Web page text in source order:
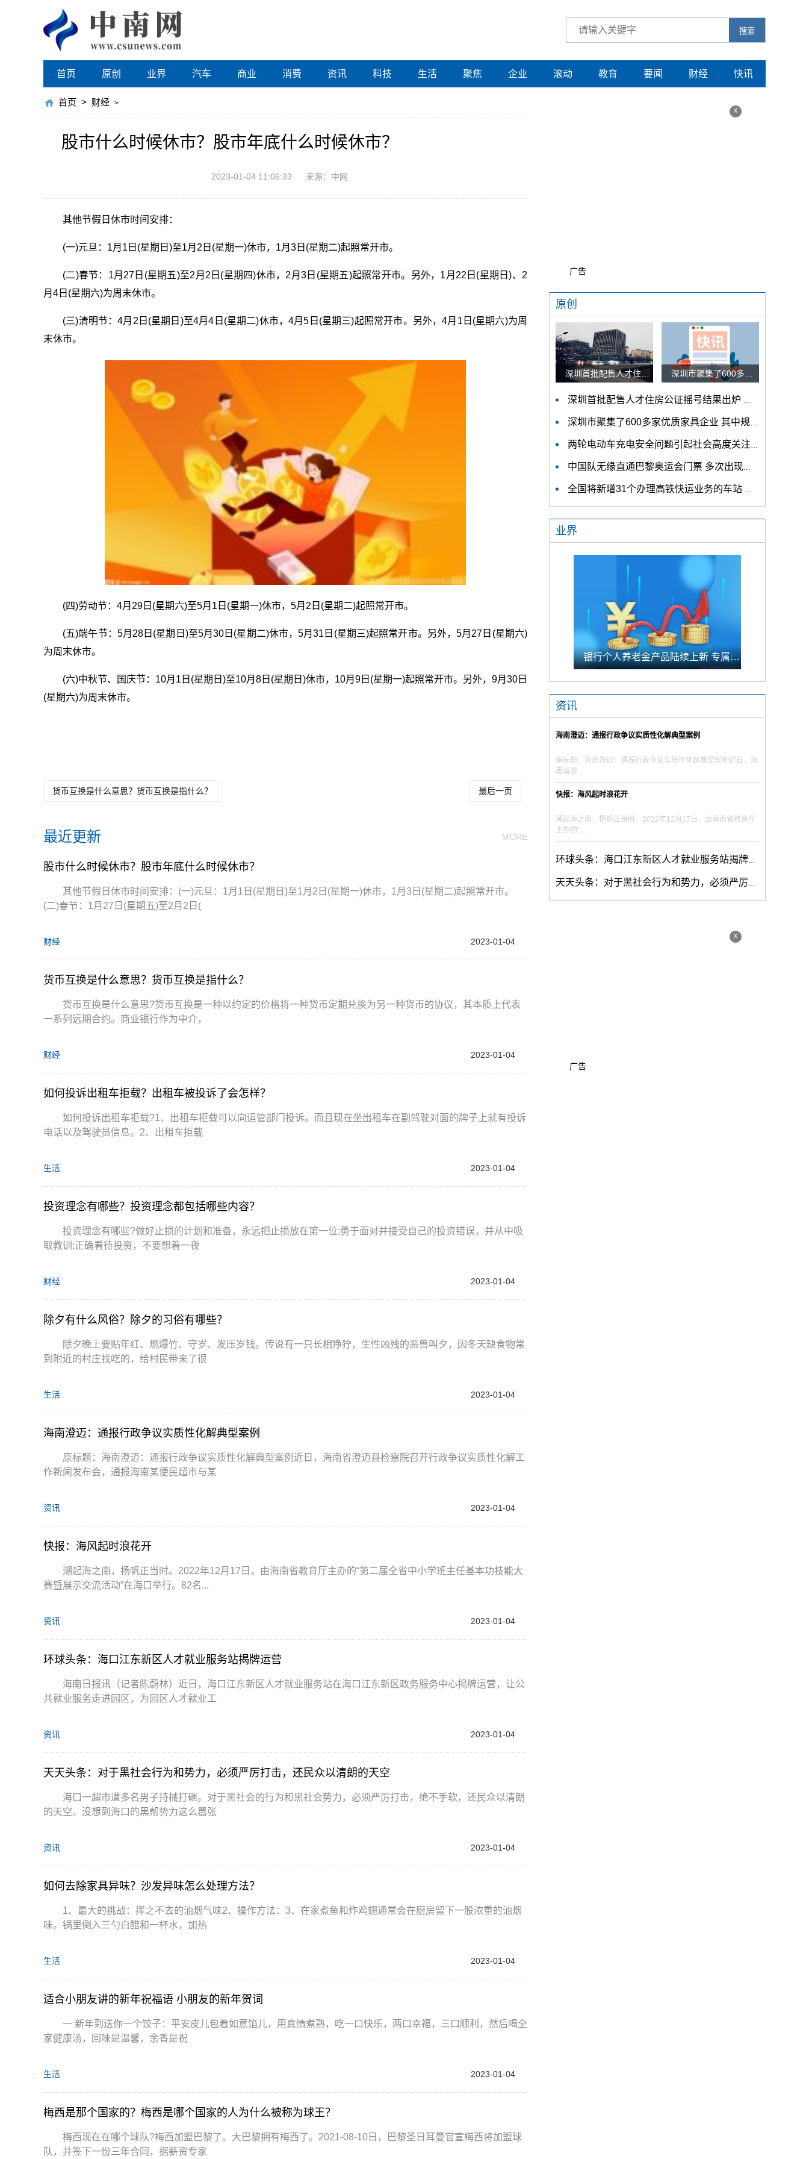
搜索
首页 原创 业界 汽车 商业 消费 资讯 科技 生活 聚焦 企业 滚动 教育 要闻 财经 快讯
首页 > 财经 >
股市什么时候休市？股市年底什么时候休市？
2023-01-04 11:06:33 来源：中网
其他节假日休市时间安排：
(一)元旦：1月1日(星期日)至1月2日(星期一)休市，1月3日(星期二)起照常开市。
(二)春节：1月27日(星期五)至2月2日(星期四)休市，2月3日(星期五)起照常开市。另外，1月22日(星期日)、2
月4日(星期六)为周末休市。
(三)清明节：4月2日(星期日)至4月4日(星期二)休市，4月5日(星期三)起照常开市。另外，4月1日(星期六)为周
末休市。
(四)劳动节：4月29日(星期六)至5月1日(星期一)休市，5月2日(星期二)起照常开市。
(五)端午节：5月28日(星期日)至5月30日(星期二)休市，5月31日(星期三)起照常开市。另外，5月27日(星期六)
为周末休市。
(六)中秋节、国庆节：10月1日(星期日)至10月8日(星期日)休市，10月9日(星期一)起照常开市。另外，9月30日
(星期六)为周末休市。
货币互换是什么意思？货币互换是指什么？ 最后一页
最近更新 MORE
股市什么时候休市？股市年底什么时候休市？
其他节假日休市时间安排：(一)元旦：1月1日(星期日)至1月2日(星期一)休市，1月3日(星期二)起照常开市。
(二)春节：1月27日(星期五)至2月2日(
财经 2023-01-04
货币互换是什么意思？货币互换是指什么？
货币互换是什么意思?货币互换是一种以约定的价格将一种货币定期兑换为另一种货币的协议，其本质上代表
一系列远期合约。商业银行作为中介，
财经 2023-01-04
如何投诉出租车拒载？出租车被投诉了会怎样？
如何投诉出租车拒载?1、出租车拒载可以向运管部门投诉。而且现在坐出租车在副驾驶对面的牌子上就有投诉
电话以及驾驶员信息。2、出租车拒载
生活 2023-01-04
投资理念有哪些？投资理念都包括哪些内容？
投资理念有哪些?做好止损的计划和准备，永远把止损放在第一位;勇于面对并接受自己的投资错误，并从中吸
取教训;正确看待投资，不要想着一夜
财经 2023-01-04
除夕有什么风俗？除夕的习俗有哪些？
除夕晚上要贴年红、燃爆竹、守岁、发压岁钱。传说有一只长相狰狞，生性凶残的恶兽叫夕，因冬天缺食物常
到附近的村庄找吃的，给村民带来了很
生活 2023-01-04
海南澄迈：通报行政争议实质性化解典型案例
原标题：海南澄迈：通报行政争议实质性化解典型案例近日，海南省澄迈县检察院召开行政争议实质性化解工
作新闻发布会，通报海南某便民超市与某
资讯 2023-01-04
快报：海风起时浪花开
潮起海之南，扬帆正当时。2022年12月17日，由海南省教育厅主办的“第二届全省中小学班主任基本功技能大
赛暨展示交流活动”在海口举行。82名...
资讯 2023-01-04
环球头条：海口江东新区人才就业服务站揭牌运营
海南日报讯（记者陈蔚林）近日，海口江东新区人才就业服务站在海口江东新区政务服务中心揭牌运营，让公
共就业服务走进园区，为园区人才就业工
资讯 2023-01-04
天天头条：对于黑社会行为和势力，必须严厉打击，还民众以清朗的天空
海口一超市遭多名男子持械打砸。对于黑社会的行为和黑社会势力，必须严厉打击，绝不手软，还民众以清朗
的天空。没想到海口的黑帮势力这么嚣张
资讯 2023-01-04
如何去除家具异味？沙发异味怎么处理方法？
1、最大的挑战：挥之不去的油烟气味2、操作方法：3、在家煮鱼和炸鸡翅通常会在厨房留下一股浓重的油烟
味。锅里倒入三勺白醋和一杯水，加热
生活 2023-01-04
适合小朋友讲的新年祝福语 小朋友的新年贺词
一 新年到送你一个饺子：平安皮儿包着如意馅儿，用真情煮熟，吃一口快乐，两口幸福，三口顺利，然后喝全
家健康汤，回味是温馨，余香是祝
生活 2023-01-04
梅西是那个国家的？梅西是哪个国家的人为什么被称为球王？
梅西现在在哪个球队?梅西加盟巴黎了。大巴黎拥有梅西了。2021-08-10日，巴黎圣日耳曼官宣梅西将加盟球
队，并签下一份三年合同，据薪资专家
x
广告
原创
深圳首批配售人才住房公证摇号结果出炉 认购家庭将于12月9日起选房
深圳市聚集了600多家优质家具企业 其中规模以上企业占比90%
两轮电动车充电安全问题引起社会高度关注 多措并举强化充电安全监管
中国队无缘直通巴黎奥运会门票 多次出现失误平衡木唐茜靖、罗蕊掉木
全国将新增31个办理高铁快运业务的车站 高铁快运车站将达280个
业界
银行个人养老金产品陆续上新 专属储蓄期限偏1年至5年的中长期
资讯
海南澄迈：通报行政争议实质性化解典型案例
原标题：海南澄迈：通报行政争议实质性化解典型案例近日，海
南省澄...
快报：海风起时浪花开
潮起海之南，扬帆正当时。2022年12月17日，由海南省教育厅
主办的“...
环球头条：海口江东新区人才就业服务站揭牌运营
天天头条：对于黑社会行为和势力，必须严厉打击，还民众以清朗的天空
x
广告